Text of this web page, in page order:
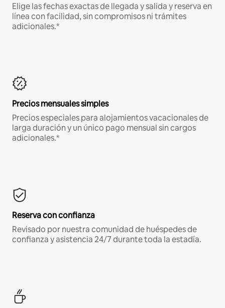
Elige las fechas exactas de llegada y salida y reserva en
línea con facilidad, sin compromisos ni trámites
adicionales.*
Precios mensuales simples
Precios especiales para alojamientos vacacionales de
larga duración y un único pago mensual sin cargos
adicionales.*
Reserva con confianza
Revisado por nuestra comunidad de huéspedes de
confianza y asistencia 24/7 durante toda la estadía.